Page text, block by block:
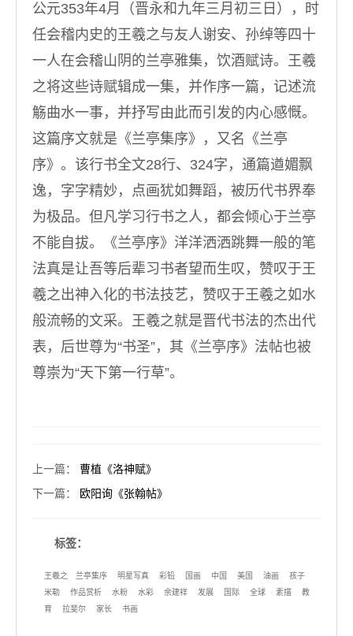
公元353年4月（晋永和九年三月初三日），时
任会稽内史的王羲之与友人谢安、孙绰等四十
一人在会稽山阴的兰亭雅集，饮酒赋诗。王羲
之将这些诗赋辑成一集，并作序一篇，记述流
觞曲水一事，并抒写由此而引发的内心感慨。
这篇序文就是《兰亭集序》，又名《兰亭
序》。该行书全文28行、324字，通篇遒媚飘
逸，字字精妙，点画犹如舞蹈，被历代书界奉
为极品。但凡学习行书之人，都会倾心于兰亭
不能自拔。《兰亭序》洋洋洒洒跳舞一般的笔
法真是让吾等后辈习书者望而生叹，赞叹于王
羲之出神入化的书法技艺，赞叹于王羲之如水
般流畅的文采。王羲之就是晋代书法的杰出代
表，后世尊为“书圣”，其《兰亭序》法帖也被
尊崇为“天下第一行草”。
上一篇： 曹植《洛神赋》
下一篇： 欧阳询《张翰帖》
标签：
王羲之 兰亭集序 明星写真 彩铅 国画 中国 美国 油画
孩子
米勒
作品赏析 水粉 水彩 余建祥 发展 国际 全球 素描
教
育
拉斐尔 家长 书画